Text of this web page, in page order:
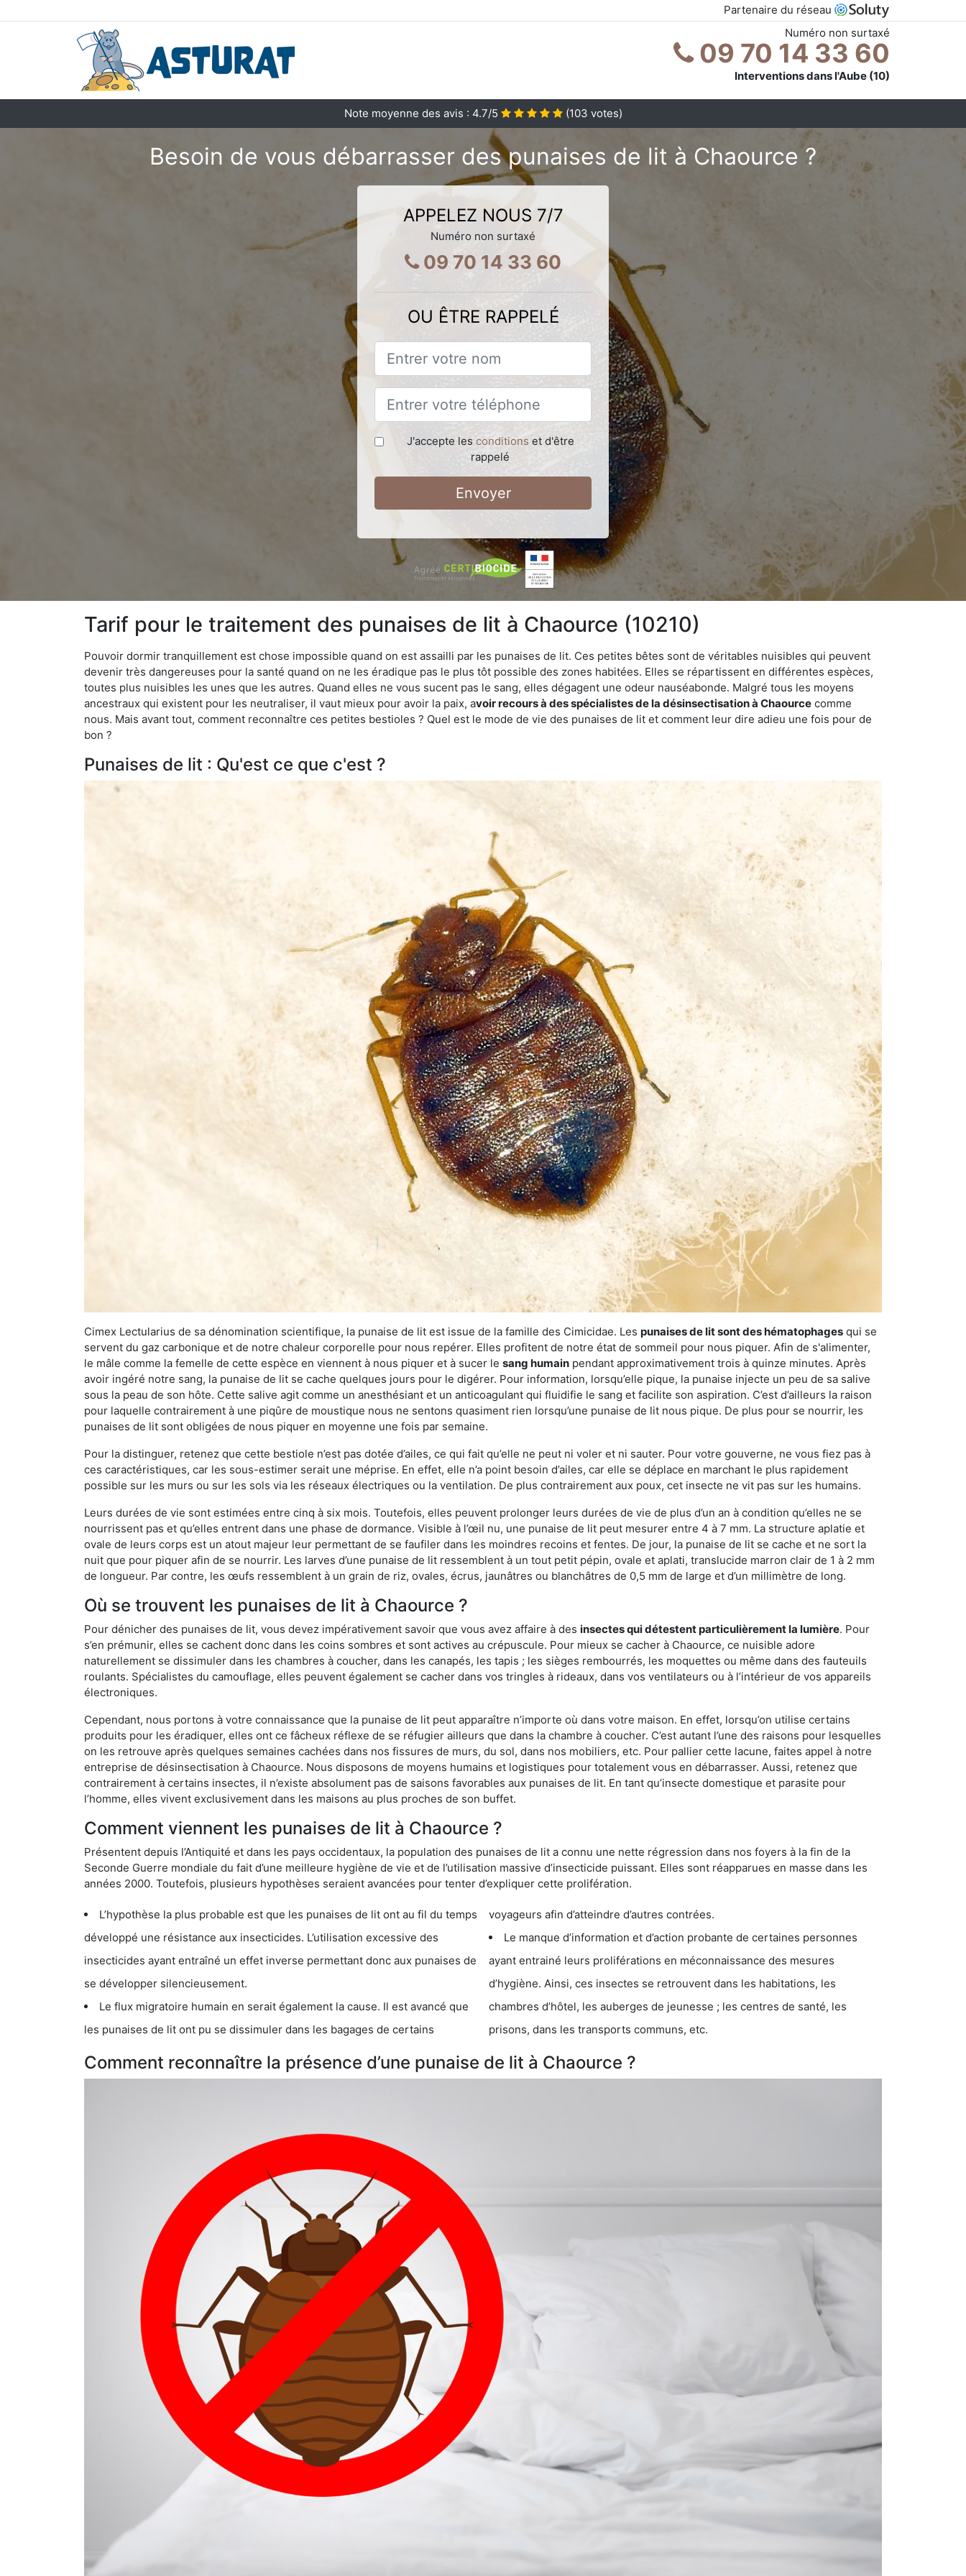
Partenaire du réseau
Numéro non surtaxé
09 70 14 33 60
Interventions dans l'Aube (10)
Note moyenne des avis : 4.7/5 (103 votes)
Besoin de vous débarrasser des punaises de lit à Chaource ?
APPELEZ NOUS 7/7
Numéro non surtaxé
09 70 14 33 60
OU ÊTRE RAPPELÉ
J'accepte les conditions et d'être
rappelé
Envoyer
Tarif pour le traitement des punaises de lit à Chaource (10210)
Pouvoir dormir tranquillement est chose impossible quand on est assailli par les punaises de lit. Ces petites bêtes sont de véritables nuisibles qui peuvent
devenir très dangereuses pour la santé quand on ne les éradique pas le plus tôt possible des zones habitées. Elles se répartissent en différentes espèces,
toutes plus nuisibles les unes que les autres. Quand elles ne vous sucent pas le sang, elles dégagent une odeur nauséabonde. Malgré tous les moyens
ancestraux qui existent pour les neutraliser, il vaut mieux pour avoir la paix, avoir recours à des spécialistes de la désinsectisation à Chaource comme
nous. Mais avant tout, comment reconnaître ces petites bestioles ? Quel est le mode de vie des punaises de lit et comment leur dire adieu une fois pour de
bon ?
Punaises de lit : Qu'est ce que c'est ?
Cimex Lectularius de sa dénomination scientifique, la punaise de lit est issue de la famille des Cimicidae. Les punaises de lit sont des hématophages qui se
servent du gaz carbonique et de notre chaleur corporelle pour nous repérer. Elles profitent de notre état de sommeil pour nous piquer. Afin de s'alimenter,
le mâle comme la femelle de cette espèce en viennent à nous piquer et à sucer le sang humain pendant approximativement trois à quinze minutes. Après
avoir ingéré notre sang, la punaise de lit se cache quelques jours pour le digérer. Pour information, lorsqu’elle pique, la punaise injecte un peu de sa salive
sous la peau de son hôte. Cette salive agit comme un anesthésiant et un anticoagulant qui fluidifie le sang et facilite son aspiration. C’est d’ailleurs la raison
pour laquelle contrairement à une piqûre de moustique nous ne sentons quasiment rien lorsqu’une punaise de lit nous pique. De plus pour se nourrir, les
punaises de lit sont obligées de nous piquer en moyenne une fois par semaine.
Pour la distinguer, retenez que cette bestiole n’est pas dotée d’ailes, ce qui fait qu’elle ne peut ni voler et ni sauter. Pour votre gouverne, ne vous fiez pas à
ces caractéristiques, car les sous-estimer serait une méprise. En effet, elle n’a point besoin d’ailes, car elle se déplace en marchant le plus rapidement
possible sur les murs ou sur les sols via les réseaux électriques ou la ventilation. De plus contrairement aux poux, cet insecte ne vit pas sur les humains.
Leurs durées de vie sont estimées entre cinq à six mois. Toutefois, elles peuvent prolonger leurs durées de vie de plus d’un an à condition qu’elles ne se
nourrissent pas et qu’elles entrent dans une phase de dormance. Visible à l’œil nu, une punaise de lit peut mesurer entre 4 à 7 mm. La structure aplatie et
ovale de leurs corps est un atout majeur leur permettant de se faufiler dans les moindres recoins et fentes. De jour, la punaise de lit se cache et ne sort la
nuit que pour piquer afin de se nourrir. Les larves d’une punaise de lit ressemblent à un tout petit pépin, ovale et aplati, translucide marron clair de 1 à 2 mm
de longueur. Par contre, les œufs ressemblent à un grain de riz, ovales, écrus, jaunâtres ou blanchâtres de 0,5 mm de large et d’un millimètre de long.
Où se trouvent les punaises de lit à Chaource ?
Pour dénicher des punaises de lit, vous devez impérativement savoir que vous avez affaire à des insectes qui détestent particulièrement la lumière. Pour
s’en prémunir, elles se cachent donc dans les coins sombres et sont actives au crépuscule. Pour mieux se cacher à Chaource, ce nuisible adore
naturellement se dissimuler dans les chambres à coucher, dans les canapés, les tapis ; les sièges rembourrés, les moquettes ou même dans des fauteuils
roulants. Spécialistes du camouflage, elles peuvent également se cacher dans vos tringles à rideaux, dans vos ventilateurs ou à l’intérieur de vos appareils
électroniques.
Cependant, nous portons à votre connaissance que la punaise de lit peut apparaître n’importe où dans votre maison. En effet, lorsqu’on utilise certains
produits pour les éradiquer, elles ont ce fâcheux réflexe de se réfugier ailleurs que dans la chambre à coucher. C’est autant l’une des raisons pour lesquelles
on les retrouve après quelques semaines cachées dans nos fissures de murs, du sol, dans nos mobiliers, etc. Pour pallier cette lacune, faites appel à notre
entreprise de désinsectisation à Chaource. Nous disposons de moyens humains et logistiques pour totalement vous en débarrasser. Aussi, retenez que
contrairement à certains insectes, il n’existe absolument pas de saisons favorables aux punaises de lit. En tant qu’insecte domestique et parasite pour
l’homme, elles vivent exclusivement dans les maisons au plus proches de son buffet.
Comment viennent les punaises de lit à Chaource ?
Présentent depuis l’Antiquité et dans les pays occidentaux, la population des punaises de lit a connu une nette régression dans nos foyers à la fin de la
Seconde Guerre mondiale du fait d’une meilleure hygiène de vie et de l’utilisation massive d’insecticide puissant. Elles sont réapparues en masse dans les
années 2000. Toutefois, plusieurs hypothèses seraient avancées pour tenter d’expliquer cette prolifération.
L’hypothèse la plus probable est que les punaises de lit ont au fil du temps
développé une résistance aux insecticides. L’utilisation excessive des
insecticides ayant entraîné un effet inverse permettant donc aux punaises de
se développer silencieusement.
Le flux migratoire humain en serait également la cause. Il est avancé que
les punaises de lit ont pu se dissimuler dans les bagages de certains
voyageurs afin d’atteindre d’autres contrées.
Le manque d’information et d’action probante de certaines personnes
ayant entrainé leurs proliférations en méconnaissance des mesures
d’hygiène. Ainsi, ces insectes se retrouvent dans les habitations, les
chambres d’hôtel, les auberges de jeunesse ; les centres de santé, les
prisons, dans les transports communs, etc.
Comment reconnaître la présence d’une punaise de lit à Chaource ?